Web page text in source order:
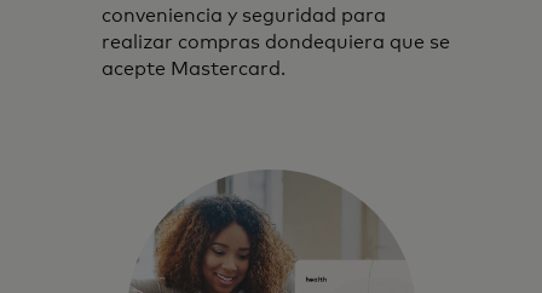
conveniencia y seguridad para
realizar compras dondequiera que se
acepte Mastercard.